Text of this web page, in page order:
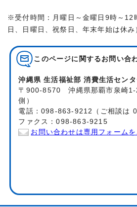
※受付時間：月曜日～金曜日9時～12
日、日曜日、祝祭日、年末年始は休み
このページに関する お問い合
沖縄県 生活福祉部 消費生活セン
〒900-8570 沖縄県那覇市泉崎1-
側）
電話：098-863-9212（ご相談
ファクス：098-863-9215
お問い合わせは専用フォームを